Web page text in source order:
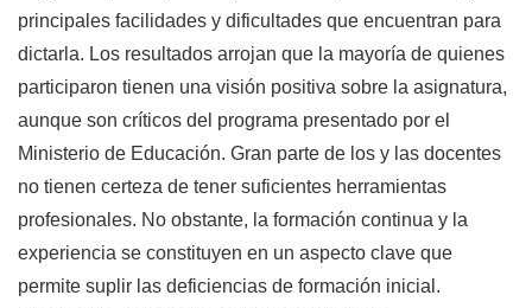
principales facilidades y dificultades que encuentran para
dictarla. Los resultados arrojan que la mayoría de quienes
participaron tienen una visión positiva sobre la asignatura,
aunque son críticos del programa presentado por el
Ministerio de Educación. Gran parte de los y las docentes
no tienen certeza de tener suficientes herramientas
profesionales. No obstante, la formación continua y la
experiencia se constituyen en un aspecto clave que
permite suplir las deficiencias de formación inicial.